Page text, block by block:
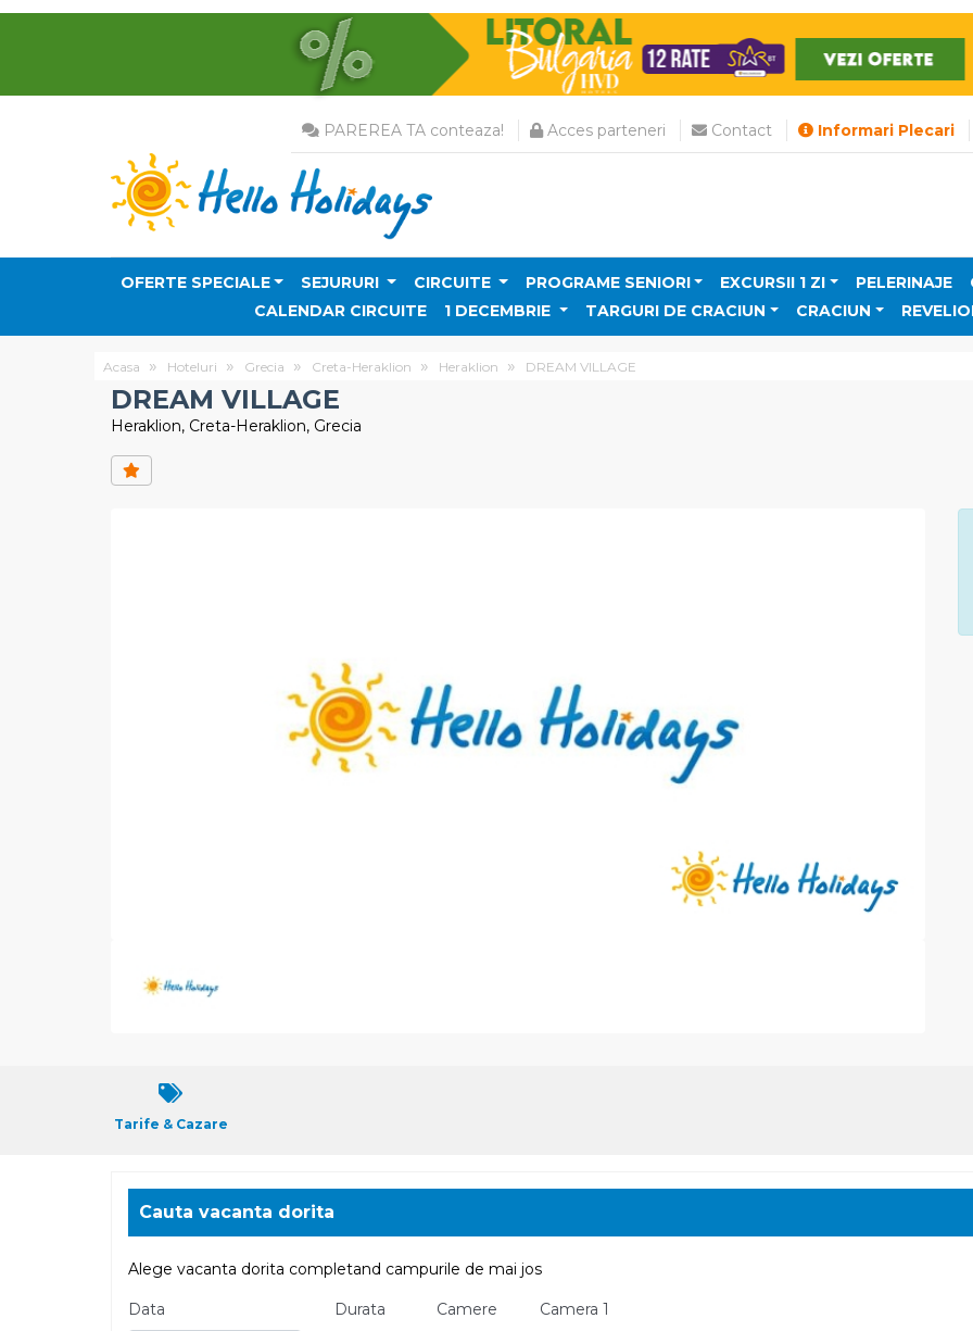
PAREREA TA conteaza! Acces parteneri Contact Informari Plecari
OFERTE SPECIALE SEJURURI CIRCUITE PROGRAME SENIORI EXCURSII 1 ZI PELERINAJE
CALENDAR CIRCUITE
1 DECEMBRIE TARGURI DE CRACIUN CRACIUN
Acasa Hoteluri Grecia Creta-Heraklion Heraklion DREAM VILLAGE
DREAM VILLAGE
Heraklion, Creta-Heraklion, Grecia
Tarife & Cazare
Cauta vacanta dorita
Alege vacanta dorita completand campurile de mai jos
Data
Durata
Camere
Camera1